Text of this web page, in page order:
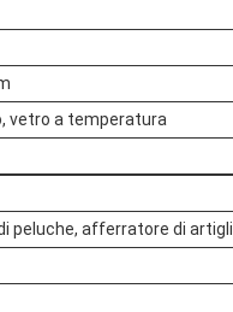
vetro a temperatura
peluche, afferratore di artigli